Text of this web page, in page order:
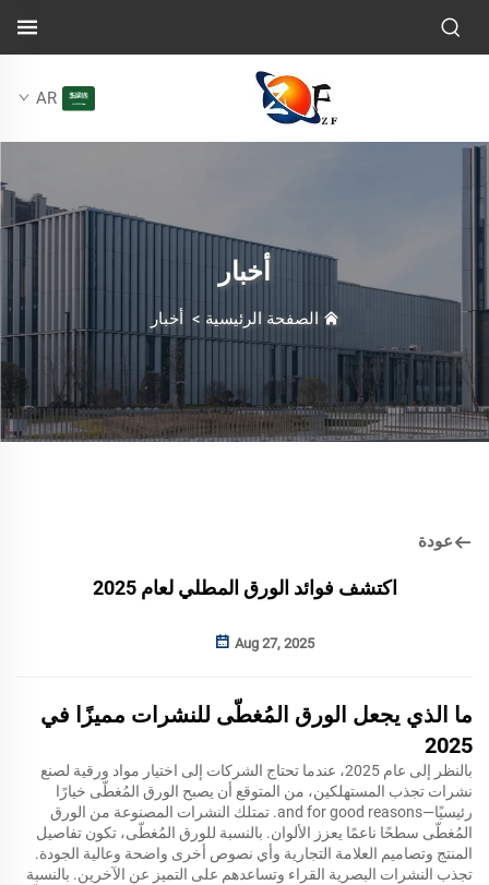
AR
أخبار
الصفحة الرئيسية > أخبار
عودة
اكتشف فوائد الورق المطلي لعام 2025
Aug 27, 2025
ما الذي يجعل الورق المُغطّى للنشرات مميزًا في
2025
بالنظر إلى عام 2025، عندما تحتاج الشركات إلى اختيار مواد ورقية لصنع
نشرات تجذب المستهلكين، من المتوقع أن يصبح الورق المُغطّى خيارًا
رئيسيًا—and for good reasons. تمتلك النشرات المصنوعة من الورق
المُغطّى سطحًا ناعمًا يعزز الألوان. بالنسبة للورق المُغطّى، تكون تفاصيل
المنتج وتصاميم العلامة التجارية وأي نصوص أخرى واضحة وعالية الجودة.
تجذب النشرات البصرية القراء وتساعدهم على التميز عن الآخرين. بالنسبة